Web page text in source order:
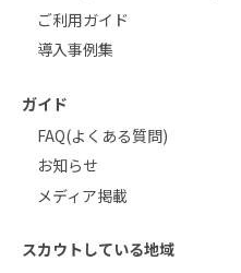
ご利用ガイド
導入事例集
ガイド
FAQ(よくある質問)
お知らせ
メディア掲載
スカウトしている地域